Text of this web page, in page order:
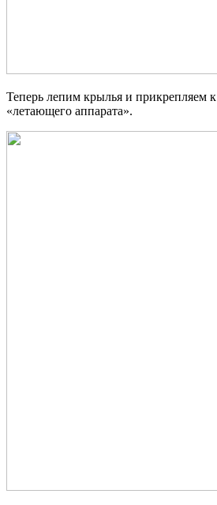
Теперь лепим крылья и прикрепляем
«летающего аппарата».